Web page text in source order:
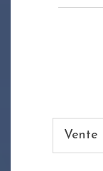
Vente